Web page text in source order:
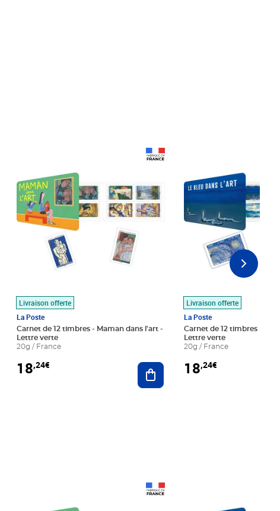
au panier
Livraison offerte
La Poste
Carnet de 12 timbres - Maman dans l'art -
Lettre verte
20g / France
18,24€ Ajouter au panier
Livraison offerte
La Poste
Carnet de 12 timbres - Le
Lettre verte
20g / France
18,24€